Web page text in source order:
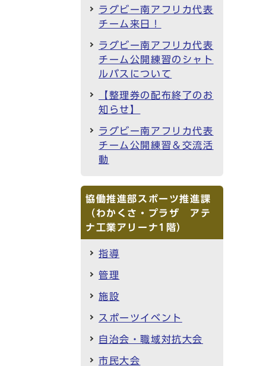
ラグビー南アフリカ代表
チーム来日！
ラグビー南アフリカ代表
チーム公開練習のシャト
ルバスについて
【整理券の配布終了のお
知らせ】
ラグビー南アフリカ代表
チーム公開練習＆交流活
動
協働推進部スポーツ推進課
（わかくさ・プラザ アテ
ナ工業アリーナ1階）
指導
管理
施設
スポーツイベント
自治会・職域対抗大会
市民大会